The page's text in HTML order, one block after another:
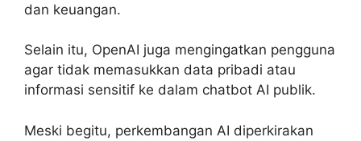
dan keuangan.
Selain itu, OpenAI juga mengingatkan pengguna
agar tidak memasukkan data pribadi atau
informasi sensitif ke dalam chatbot AI publik.
Meski begitu, perkembangan AI diperkirakan